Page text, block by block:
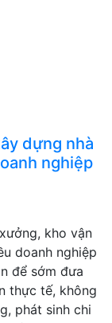
dựng nhà
nghiệp
kho vận
doanh nghiệp
để sớm đưa
thực tế, không
phát sinh chi